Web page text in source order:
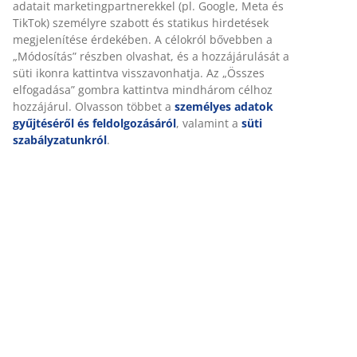
Értékelések
(0)
Kiszállítás
adatait marketingpartnerekkel (pl. Google, Meta és
TikTok) személyre szabott és statikus hirdetések
megjelenítése érdekében. A célokról bővebben a
„Módosítás” részben olvashat, és a hozzájárulását a
süti ikonra kattintva visszavonhatja. Az „Összes
elfogadása” gombra kattintva mindhárom célhoz
hozzájárul. Olvasson többet a személyes adatok
gyűjtéséről és feldolgozásáról, valamint a süti
szabályzatunkról.